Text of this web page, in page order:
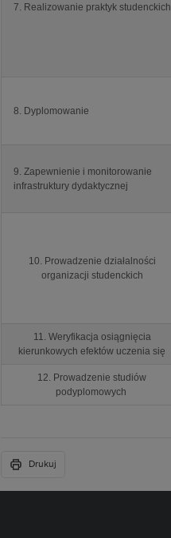
7. Realizowanie praktyk studenckich
8. Dyplomowanie
9. Zapewnienie i monitorowanie
infrastruktury dydaktycznej
10. Prowadzenie działalności
organizacji studenckich
11. Weryfikacja osiągnięcia
kierunkowych efektów uczenia się
12. Prowadzenie studiów
podyplomowych
Drukuj